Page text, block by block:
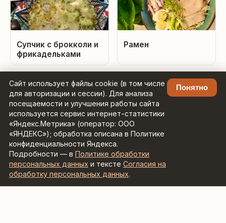
Сайт использует файлы cookie (в том числе
для авторизации и сессии). Для анализа
посещаемости и улучшения работы сайта
используется сервис интернет-статистики
«Яндекс.Метрика» (оператор: ООО
«ЯНДЕКС»); обработка описана в Политике
конфиденциальности Яндекса.
Подробности — в Политике обработки
персональных данных и тексте Согласия на
обработку персональных данных.
Понятно
Супчик с брокколи и
фрикадельками
Рамен
Куриный суп с
цветной капустой и
пастой орзо